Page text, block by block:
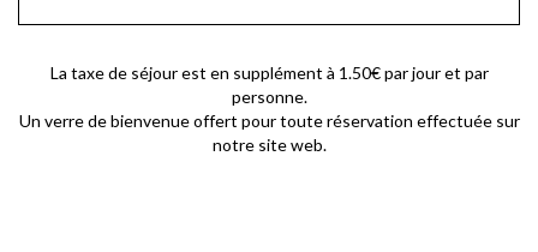
La taxe de séjour est en supplément à 1.50€ par jour et par
personne.
Un verre de bienvenue offert pour toute réservation effectuée sur
notre site web.